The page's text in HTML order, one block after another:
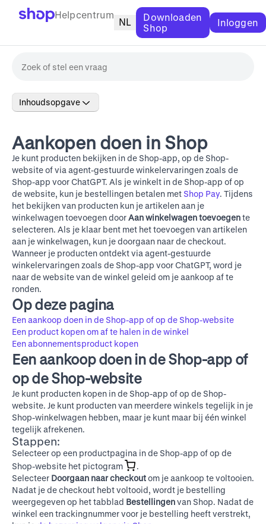
Helpcentrum
NL
Downloaden
Shop
Inloggen
Inhoudsopgave
Aankopen doen in Shop
Je kunt producten bekijken in de Shop-app, op de Shop-
websiteof via agent-gestuurde winkelervaringen zoals de
Shop-app voor ChatGPT. Als je winkelt in de Shop-app of op
de website, kun je bestellingen betalen met Shop Pay. Tijdens
het bekijken van producten kun je artikelen aan je
winkelwagen toevoegen doorAan winkelwagen toevoegente
selecteren. Als je klaar bent met het toevoegen van artikelen
aan je winkelwagen, kun je doorgaan naar de checkout.
Wanneer je producten ontdekt via agent-gestuurde
winkelervaringen zoals de Shop-app voor ChatGPT, word je
naar de website van de winkel geleid om je aankoop af te
ronden.
Op deze pagina
Een aankoop doen in de Shop-app of op de Shop-website
Een product kopen om af te halen in de winkel
Een abonnementsproduct kopen
Een aankoop doen in de Shop-app of
op de Shop-website
Je kunt producten kopen in de Shop-app of op de Shop-
website. Je kunt producten van meerdere winkels tegelijk in je
Shop-winkelwagen hebben, maar je kunt maar bij één winkel
tegelijk afrekenen.
Stappen:
Selecteer op een productpagina in de Shop-app of op de
Shop-website het pictogram
.
Selecteer Doorgaan naar checkoutom je aankoop te voltooien.
Nadat je de checkout hebt voltooid, wordt je bestelling
weergegeven op het tabblad Bestellingenvan Shop. Nadat de
winkel een trackingnummer voor je bestelling heeft verstrekt,